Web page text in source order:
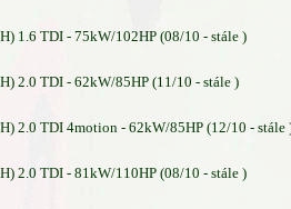
1.6 TDI - 75kW/102HP (08/10 - stále )
2.0 TDI - 62kW/85HP (11/10 - stále )
2.0 TDI 4motion - 62kW/85HP (12/10 - stále
2.0 TDI - 81kW/110HP (08/10 - stále )